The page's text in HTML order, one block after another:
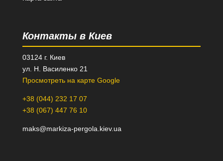
Контакты в Киев
03124 г. Киев
ул. Н. Василенко 21
Просмотреть на карте Google
+38 (044) 232 17 07
+38 (067) 447 76 10
maks@markiza-pergola.kiev.ua